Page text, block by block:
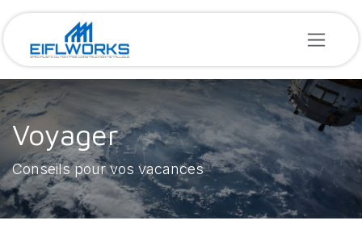
Voyager
Conseils pour vos vacances